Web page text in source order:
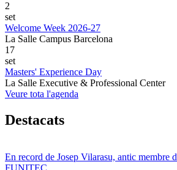
2
set
Welcome Week 2026-27
La Salle Campus Barcelona
17
set
Masters' Experience Day
La Salle Executive & Professional Center
Veure tota l'agenda
Destacats
En record de Josep Vilarasu, antic membre
FUNITEC